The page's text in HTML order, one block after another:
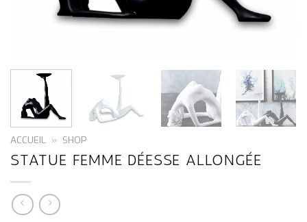
ACCUEIL » SHOP
STATUE FEMME DÉESSE ALLONGÉE